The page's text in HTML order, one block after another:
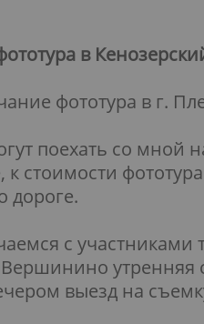
в
фототура в г.
поехать со мной
к стоимости
дороге.
с участниками
выезд на